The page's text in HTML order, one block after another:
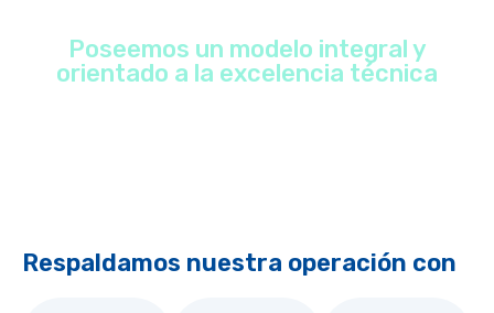
Poseemos un modelo integral y
orientado a la excelencia técnica
Respaldamos nuestra operación con